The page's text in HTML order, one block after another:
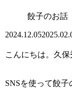
餃子のお話
2024.12.05
こんにちは。久保
SNSを使って餃